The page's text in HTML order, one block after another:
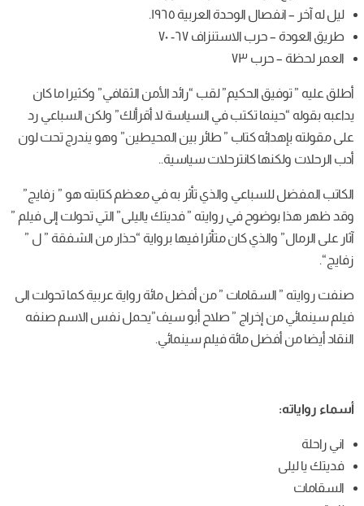
العربية ١٩٦٥.
٦٧- ٧٠
لقب “رائد الأمن الثقافي” وكثيرا ما كان
تكتب في السياسة لا أقرألك” ولكن السباعي رد
كتاب ” طائر بين المحيطين” وهو يندرج تحت لون
كانترحلات سياسية..
والذيتأثر بهفيمعظمكتابته هو” زفايج”
فيروايته”فديتكياليلى ”التي تحولتإلىفيلم”
كانمتأثرافيهابرواية“حذارمنالشفقة” ل”
” من أفضل مائة رواية عربية كما تحولت الى
” صلاح أبو سيف”يحمل نفس الاسم صنفه
مائة فيلم سينمائي.